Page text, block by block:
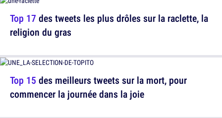
Top 15 des meilleurs tweets sur la mort, pour
commencer la journée dans la joie
Top 17 des tweets les plus drôles sur la raclette, la
religion du gras